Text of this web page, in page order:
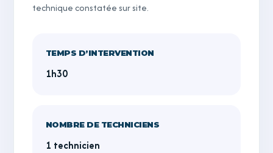
technique constatée sur site.
TEMPS D’INTERVENTION
1h30
NOMBRE DE TECHNICIENS
1 technicien